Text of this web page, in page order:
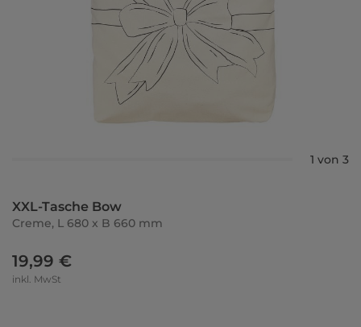
1 von 3
XXL-Tasche Bow
Creme, L 680 x B 660 mm
19,99 €
inkl. MwSt